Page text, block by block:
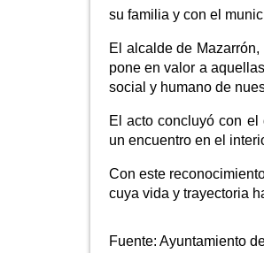
su familia y con el
El alcalde de
pone en valor a
social y humano de
El acto concluyó con el
un encuentro en el
Con este
cuya vida y trayectoria
Fuente: Ayuntamiento